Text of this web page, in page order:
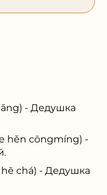
- Дедушка
hěn cōngmíng) -
hē chá) - Дедушка